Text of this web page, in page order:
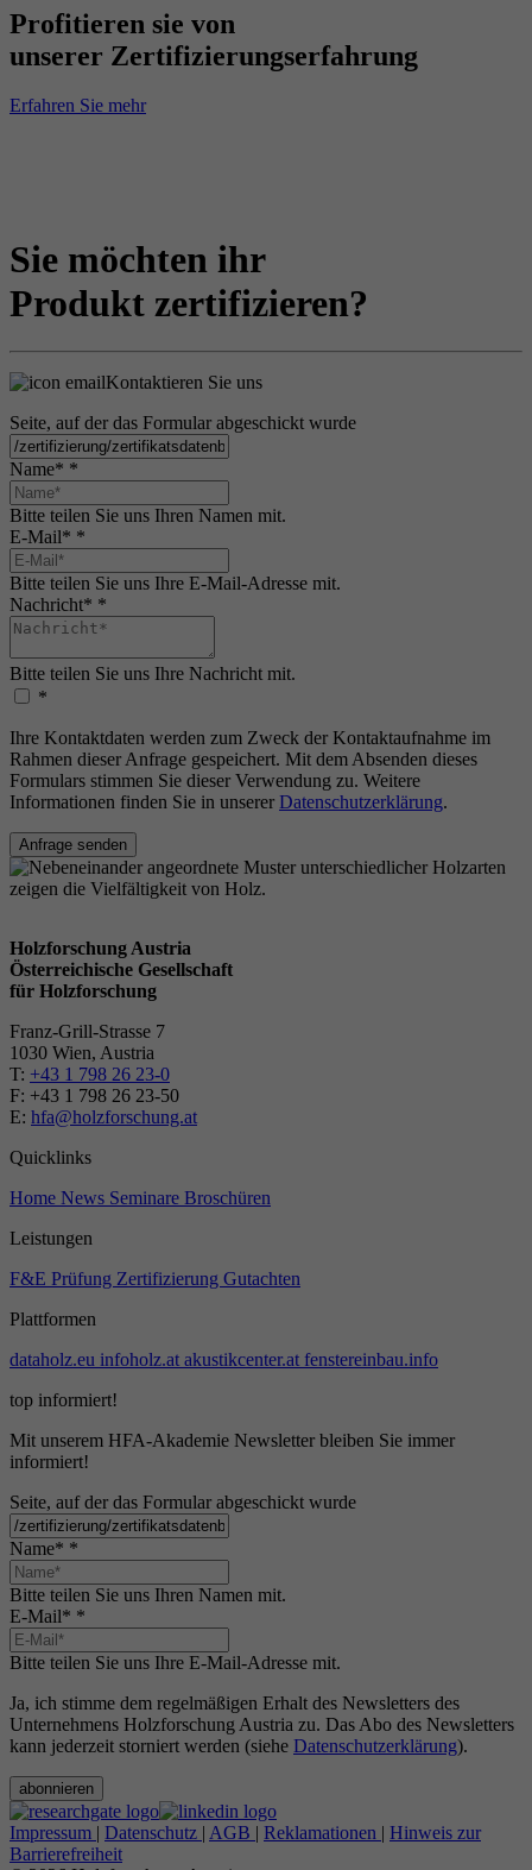
Profitieren sie von
unserer Zertifizierungserfahrung
Erfahren Sie mehr
Sie möchten ihr
Produkt zertifizieren?
Kontaktieren Sie uns
Seite, auf der das Formular abgeschickt wurde
Name* *
Bitte teilen Sie uns Ihren Namen mit.
E-Mail* *
Bitte teilen Sie uns Ihre E-Mail-Adresse mit.
Nachricht* *
Bitte teilen Sie uns Ihre Nachricht mit.
*
Ihre Kontaktdaten werden zum Zweck der Kontaktaufnahme im
Rahmen dieser Anfrage gespeichert. Mit dem Absenden dieses
Formulars stimmen Sie dieser Verwendung zu. Weitere
Informationen finden Sie in unserer Datenschutzerklärung.
Anfrage senden
Holzforschung Austria
Österreichische Gesellschaft
für Holzforschung
Franz-Grill-Strasse 7
1030 Wien, Austria
T: +43 1 798 26 23-0
​​F: +43 1 798 26 23-50
E: hfa@holzforschung.at
Quicklinks
Home News Seminare Broschüren
Leistungen
F&E Prüfung Zertifizierung Gutachten
Plattformen
dataholz.eu infoholz.at akustikcenter.at fenstereinbau.info
top informiert!
Mit unserem HFA-Akademie Newsletter bleiben Sie immer
informiert!
Seite, auf der das Formular abgeschickt wurde
Name* *
Bitte teilen Sie uns Ihren Namen mit.
E-Mail* *
Bitte teilen Sie uns Ihre E-Mail-Adresse mit.
Ja, ich stimme dem regelmäßigen Erhalt des Newsletters des
Unternehmens Holzforschung Austria zu. Das Abo des Newsletters
kann jederzeit storniert werden (siehe Datenschutzerklärung).
abonnieren
Impressum | Datenschutz | AGB | Reklamationen | Hinweis zur
Barrierefreiheit